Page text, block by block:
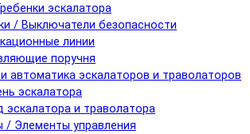
эскалатора
/ Выключатели безопасности
линии
поручня
автоматика эскалаторов и траволаторов
эскалатора
эскалатора и траволатора
/ Элементы управления